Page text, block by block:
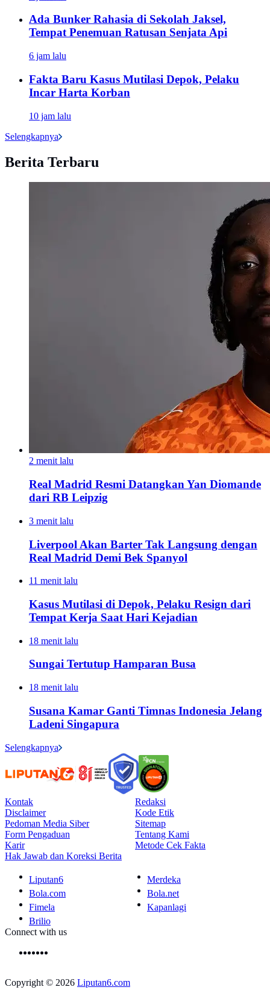
Ada Bunker Rahasia di Sekolah Jaksel,
Tempat Penemuan Ratusan Senjata Api
6 jam lalu
Fakta Baru Kasus Mutilasi Depok, Pelaku
Incar Harta Korban
10 jam lalu
Selengkapnya
Berita Terbaru
2 menit lalu
Real Madrid Resmi Datangkan Yan Diomande
dari RB Leipzig
3 menit lalu
Liverpool Akan Barter Tak Langsung dengan
Real Madrid Demi Bek Spanyol
11 menit lalu
Kasus Mutilasi di Depok, Pelaku Resign dari
Tempat Kerja Saat Hari Kejadian
18 menit lalu
Sungai Tertutup Hamparan Busa
18 menit lalu
Susana Kamar Ganti Timnas Indonesia Jelang
Ladeni Singapura
Selengkapnya
Kontak
Redaksi
Disclaimer
Kode Etik
Pedoman Media Siber
Sitemap
Form Pengaduan
Tentang Kami
Karir
Metode Cek Fakta
Hak Jawab dan Koreksi Berita
Liputan6
Merdeka
Bola.com
Bola.net
Fimela
Kapanlagi
Brilio
Connect with us
Copyright © 2026 Liputan6.com